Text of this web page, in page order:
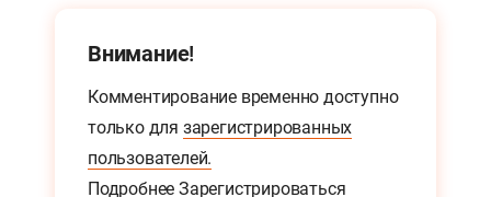
Внимание!
Комментирование временно доступно
только для зарегистрированных
пользователей.
Подробнее Зарегистрироваться